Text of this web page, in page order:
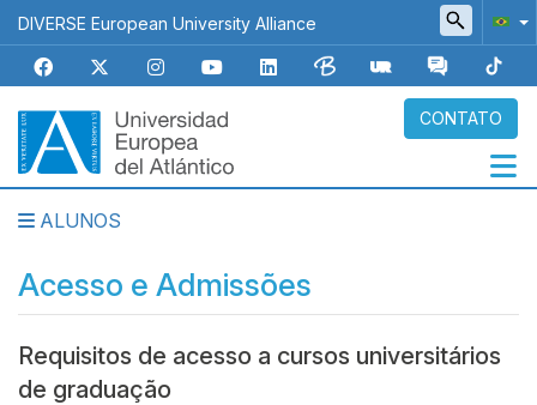
Pular
para
conteúdo
principal
DIVERSE European University Alliance
CONTATO
Navegación
principal
ALUNOS
Acesso e Admissões
Body
Requisitos de acesso a cursos universitários
de graduação